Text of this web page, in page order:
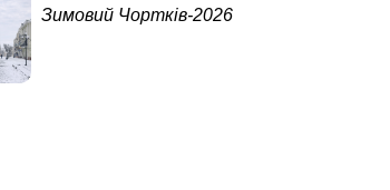
Зимовий Чортків-2026